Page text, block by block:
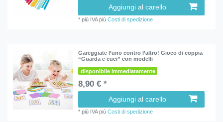
Aggiungi al carello
*più IVApiùCosti di spedizione
Gareggiate l’uno contro l’altro! Gioco di coppia
“Guarda e cuci” con modelli
disponibile immediatamente
8,90 € *
Aggiungi al carello
*più IVApiùCosti di spedizione